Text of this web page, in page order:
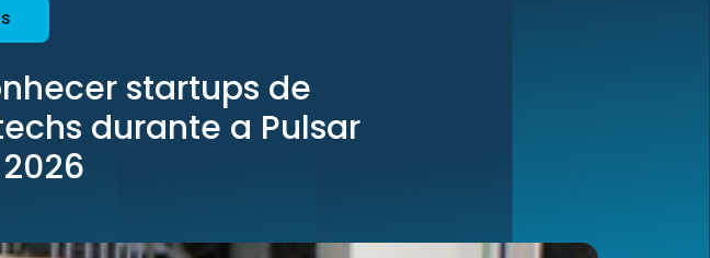
startups de
durante a Pulsar
2026